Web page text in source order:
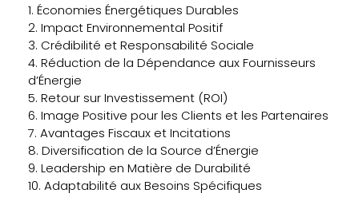
1. Économies Énergétiques Durables
2. Impact Environnemental Positif
3. Crédibilité et Responsabilité Sociale
4. Réduction de la Dépendance aux Fournisseurs
d’Énergie
5. Retour sur Investissement (ROI)
6. Image Positive pour les Clients et les Partenaires
7. Avantages Fiscaux et Incitations
8. Diversification de la Source d’Énergie
9. Leadership en Matière de Durabilité
10. Adaptabilité aux Besoins Spécifiques